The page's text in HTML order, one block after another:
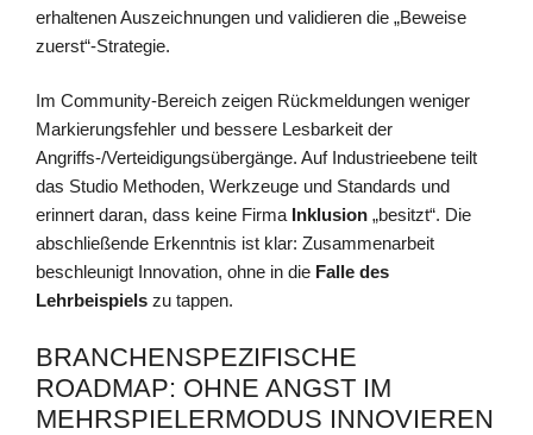
erhaltenen Auszeichnungen und validieren die „Beweise
zuerst“-Strategie.
Im Community-Bereich zeigen Rückmeldungen weniger
Markierungsfehler und bessere Lesbarkeit der
Angriffs-/Verteidigungsübergänge. Auf Industrieebene teilt
das Studio Methoden, Werkzeuge und Standards und
erinnert daran, dass keine Firma Inklusion „besitzt“. Die
abschließende Erkenntnis ist klar: Zusammenarbeit
beschleunigt Innovation, ohne in die Falle des
Lehrbeispiels zu tappen.
BRANCHENSPEZIFISCHE
ROADMAP: OHNE ANGST IM
MEHRSPIELERMODUS INNOVIEREN